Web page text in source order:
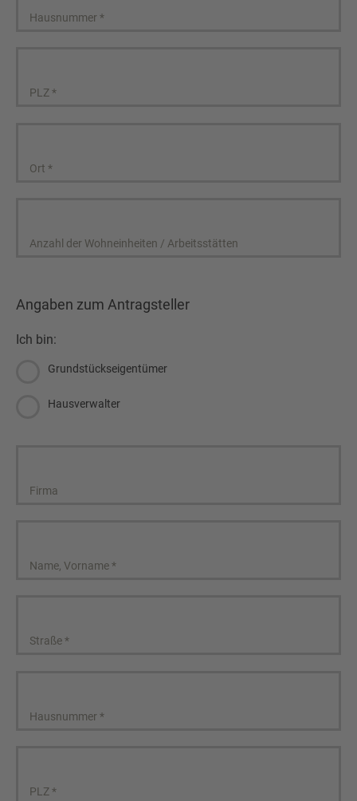
Hausnummer *
PLZ*
Ort *
Anzahl der Wohneinheiten / Arbeitsstätten
Angaben zum Antragsteller
Ich bin:
Grundstückseigentümer
Hausverwalter
Firma
Name, Vorname*
Straße*
Hausnummer *
PLZ*